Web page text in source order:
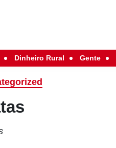
Dinheiro Rural Gente